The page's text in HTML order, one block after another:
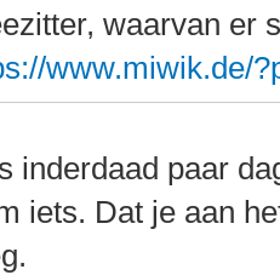
waarvan er
www.miwik.de/
inderdaad paar
iets. Dat je aan